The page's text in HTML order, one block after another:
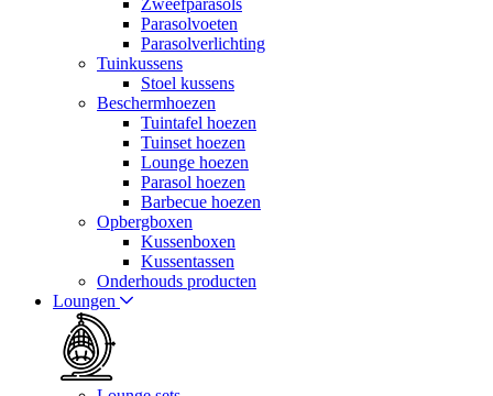
Parasolvoeten
Parasolverlichting
Tuinkussens
Stoel kussens
Beschermhoezen
Tuintafel hoezen
Tuinset hoezen
Lounge hoezen
Parasol hoezen
Barbecue hoezen
Opbergboxen
Kussenboxen
Kussentassen
Onderhouds producten
Loungen